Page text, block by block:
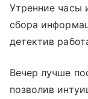
Утренние часы
сбора
детектив
Вечер лучше
позволив